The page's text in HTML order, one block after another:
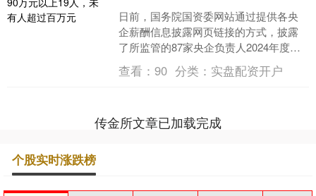
日前，国务院国资委网站通过提供各央
企薪酬信息披露网页链接的方式，披露
了所监管的87家央企负责人2024年度薪
酬信息。新华社报道指出：“这是国资央
企持续抓好重点领....
查看：90 分类： 实盘配资开户
传金所文章已加载完成
个股实时涨跌榜